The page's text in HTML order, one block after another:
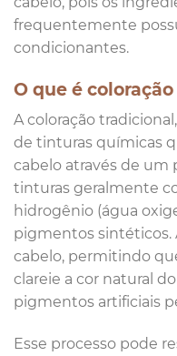
frequentemente
condicionantes.
O que é
A coloração
de tinturas químicas
cabelo através de um
tinturas geralmente
hidrogênio (água
pigmentos sintéticos.
cabelo, permitindo
clareie a cor natural
pigmentos artificiais
Esse processo pode